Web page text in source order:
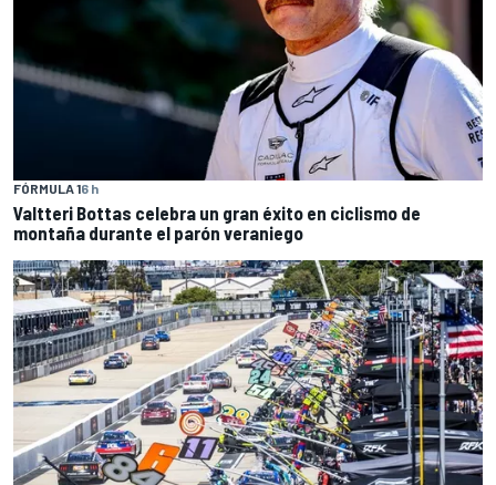
FÓRMULA 16 h
Valtteri Bottas celebra un gran éxito en ciclismo de
montaña durante el parón veraniego